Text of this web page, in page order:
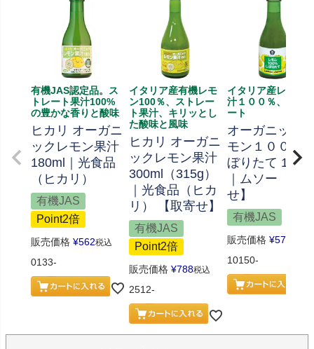
有機JAS認定品。ス
トレート果汁100%
の豊かな香りと酸味
ヒカリ オーガニ
ックレモン果汁
180ml｜光食品
（ヒカリ）
有機JAS
Point2倍
販売価格 ¥562税込
0133-
イタリア産有機レモ
ン100％、ストレー
ト果汁、キリッとし
た酸味と風味
ヒカリ オーガニ
ックレモン果汁
300ml（315g）
｜光食品（ヒカ
リ） 【取寄せ】
有機JAS
Point2倍
販売価格 ¥788税込
2512-
イタリア産レモン
汁１００％、スト
ート
オーガニック
モン１００％
ぼりたて
｜ムソー 【取
せ】
有機JAS
販売価格 ¥572
10150-